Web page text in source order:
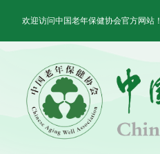
欢迎访问中国老年保健协会官方网站！